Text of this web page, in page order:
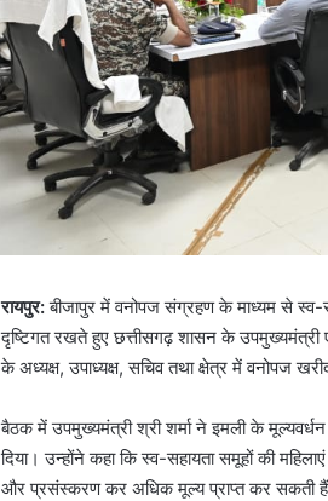
रायपुर:बीजापुर में वनोपज संग्रहण के माध्यम से स्व-
दृष्टिगत रखते हुए छत्तीसगढ़ शासन के
के अध्यक्ष, उपाध्यक्ष, सचिव तथा क्षेत्र में वनोपज
बैठक में उपमुख्यमंत्री श्री शर्मा ने इमली के
दिया। उन्होंने कहा कि स्व-सहायता समूहों की
और प्रसंस्करण कर अधिक मूल्य प्राप्त कर सकती